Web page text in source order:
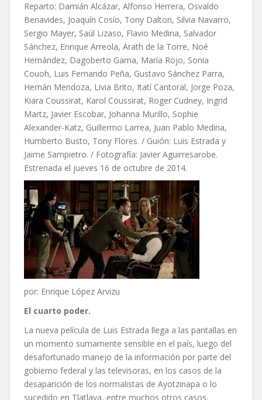
Reparto: Damián Alcázar, Alfonso Herrera, Osvaldo
Benavides, Joaquín Cosío, Tony Dalton, Silvia Navarro,
Sergio Mayer, Saúl Lizaso, Flavio Medina, Salvador
Sánchez, Enrique Arreola, Arath de la Torre, Noé
Hernández, Dagoberto Gama, María Rojo, Sonia
Couoh, Luis Fernando Peña, Gustavo Sánchez Parra,
Hernán Mendoza, Livia Brito, Itatí Cantoral, Jorge Poza,
Kiara Coussirat, Karol Coussirat, Roger Cudney, Ingrid
Martz, Javier Escobar, Johanna Murillo, Sophie
Alexander-Katz, Guillermo Larrea, Juan Pablo Medina,
Humberto Busto, Tony Flores. / Guión: Luis Estrada y
Jaime Sampietro. / Fotografía: Javier Aguirresarobe.
Estrenada el jueves 16 de octubre de 2014.
por: Enrique López Arvizu
El cuarto poder.
La nueva película de Luis Estrada llega a las pantallas en
un momento sumamente sensible en el país, luego del
desafortunado manejo de la información por parte del
gobierno federal y las televisoras, en los casos de la
desaparición de los normalistas de Ayotzinapa o lo
sucedido en Tlatlaya, entre muchos otros casos.